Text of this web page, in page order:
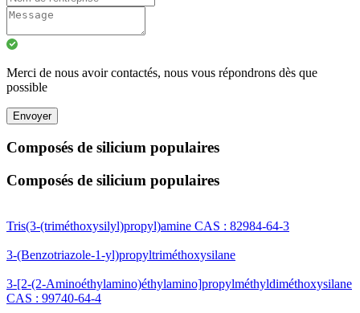
Merci de nous avoir contactés, nous vous répondrons dès que
possible
Envoyer
Composés de silicium populaires
Composés de silicium populaires
Tris(3-(triméthoxysilyl)propyl)amine CAS : 82984-64-3
3-(Benzotriazole-1-yl)propyltriméthoxysilane
3-[2-(2-Aminoéthylamino)éthylamino]propylméthyldiméthoxysilane
CAS : 99740-64-4